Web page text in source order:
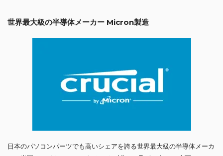
世界最大級の半導体メーカー Micron製造
日本のパソコンパーツでも高いシェアを誇る世界最大級の半導体メーカ